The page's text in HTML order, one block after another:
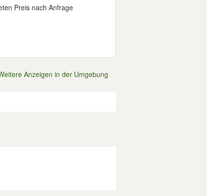
Preis nach Anfrage
Anzeigen in der Umgebung